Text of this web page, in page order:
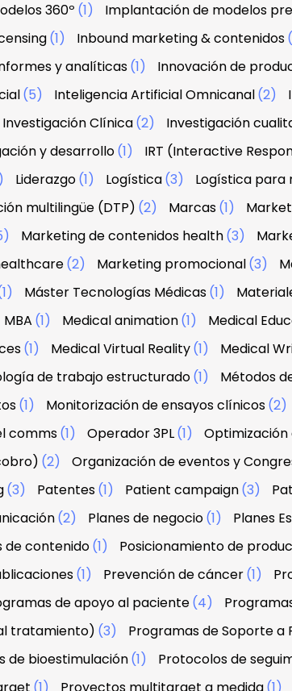
360º (1) Implantación de modelos
(1) Inbound marketing & contenidos
y analíticas(1) Innovación de
(5) Inteligencia Artificial Omnicanal(2)
Investigación Clínica(2) Investigación
y desarrollo(1) IRT (Interactive
Liderazgo(1) Logística(3) Logística para
multilingüe (DTP) (2) Marcas(1)
Marketing de contenidos health(3)
(2) Marketing promocional(3)
Máster Tecnologías Médicas(1)
MBA (1) Medical animation(1) Medical
(1) Medical Virtual Reality(1) Medical
de trabajo estructurado(1) Métodos
(1) Monitorización de ensayos clínicos(2)
comms(1) Operador 3PL(1)
(2) Organización de eventos y
(3) Patentes(1) Patient campaign(3)
(2) Planes de negocio(1) Planes
de contenido(1) Posicionamiento de
(1) Prevención de cáncer(1)
de apoyo al paciente(4)
tratamiento) (3) Programas de Soporte a
de bioestimulación(1) Protocolos de